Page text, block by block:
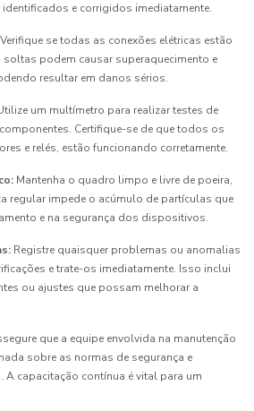
e corrigidos imediatamente.
Verifique se todas as conexões elétricas estão
soltas podem causar superaquecimento e
resultar em danos sérios.
um multímetro para realizar testes de
Certifique-se de que todos os
e relés, estão funcionando corretamente.
Mantenha o quadro limpo e livre de poeira,
regular impede o acúmulo de partículas que
e na segurança dos dispositivos.
Registre quaisquer problemas ou anomalias
e trate-os imediatamente. Isso inclui
ou ajustes que possam melhorar a
que a equipe envolvida na manutenção
sobre as normas de segurança e
capacitação contínua é vital para um